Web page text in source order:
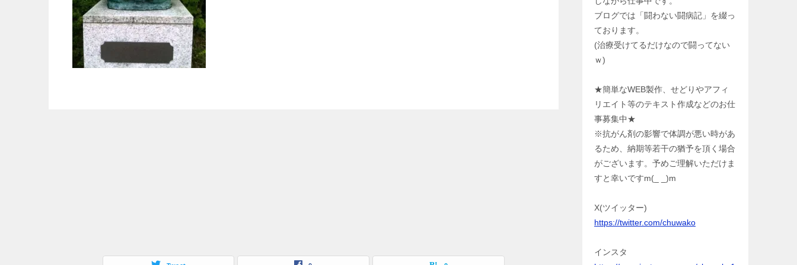
ブログでは「闘わない闘病記」を綴っ
ております。
(治療受けてるだけなので闘ってない
ｗ)
★簡単なWEB製作、せどりやアフィ
リエイト等のテキスト作成などのお仕
事募集中★
※抗がん剤の影響で体調が悪い時があ
るため、納期等若干の猶予を頂く場合
がございます。予めご理解いただけま
すと幸いですm(_ _)m
X(ツイッター)
https://twitter.com/chuwako
インスタ